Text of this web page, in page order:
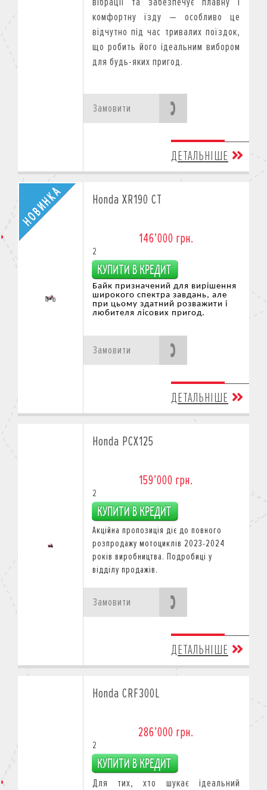
дистриб
ютора і до повного
мотоциклів 2025 року виробництва.
комфортну їзду — особливо це
відчутно під час тривалих поїздок,
що робить його ідеальним вибором
для будь-яких пригод.
Замовити
ДЕТАЛЬНІШЕ
Honda XR190 CT
146’000 грн.
2
Байк призначений для вирішення
широкого спектра завдань, але
при цьому здатний розважити і
любителя лісових пригод.
Замовити
ДЕТАЛЬНІШЕ
Honda PCX125
159’000 грн.
2
Акційна пропозиція діє до повного
розпродажу мотоциклів 2023-2024
років виробництва. Подробиці у
відділу продажів.
Замовити
ДЕТАЛЬНІШЕ
Honda CRF300L
286’000 грн.
2
Для тих, хто шукає ідеальний